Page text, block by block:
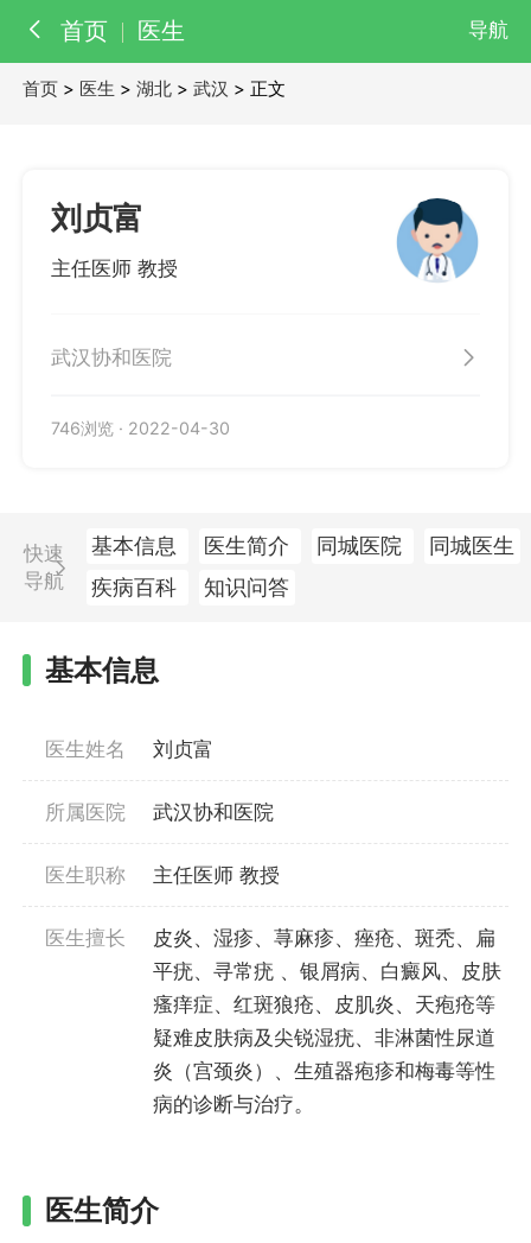
首页 医生 导航
医生
首页 > 医生 >湖北 >武汉 > 正文
刘贞富
主任医师 教授
武汉协和医院
746浏览 · 2022-04-30
快速
导航
基本信息 医生简介 同城医院
同城医生
疾病百科
知识问答
基本信息
医生姓名 刘贞富
所属医院 武汉协和医院
医生职称 主任医师 教授
医生擅长
皮炎、湿疹、荨麻疹、痤疮、斑秃、扁
平疣、寻常疣 、银屑病、白癜风、皮肤
瘙痒症、红斑狼疮、皮肌炎、天疱疮等
疑难皮肤病及尖锐湿疣、非淋菌性尿道
炎（宫颈炎）、生殖器疱疹和梅毒等性
病的诊断与治疗。
医生简介